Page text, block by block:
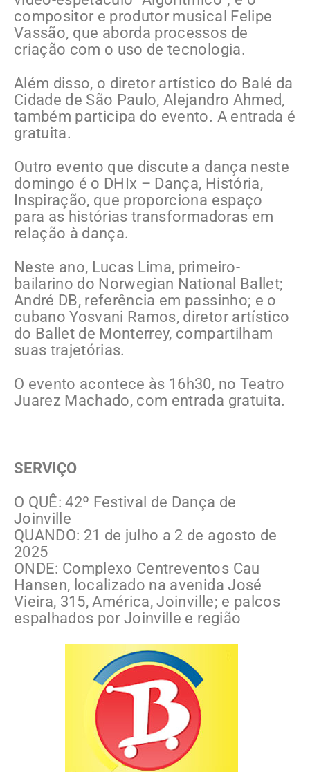
compositor e produtor musical Felipe
Vassão, que aborda processos de
criação com o uso de tecnologia.
Além disso, o diretor artístico do Balé da
Cidade de São Paulo, Alejandro Ahmed,
também participa do evento. A entrada é
gratuita.
Outro evento que discute a dança neste
domingo é o DHIx – Dança, História,
Inspiração, que proporciona espaço
para as histórias transformadoras em
relação à dança.
Neste ano, Lucas Lima, primeiro-
bailarino do Norwegian National Ballet;
André DB, referência em passinho; e o
cubano Yosvani Ramos, diretor artístico
do Ballet de Monterrey, compartilham
suas trajetórias.
O evento acontece às 16h30, no Teatro
Juarez Machado, com entrada gratuita.
SERVIÇO
O QUÊ: 42º Festival de Dança de
Joinville
QUANDO: 21 de julho a 2 de agosto de
2025
ONDE: Complexo Centreventos Cau
Hansen, localizado na avenida José
Vieira, 315, América, Joinville; e palcos
espalhados por Joinville e região